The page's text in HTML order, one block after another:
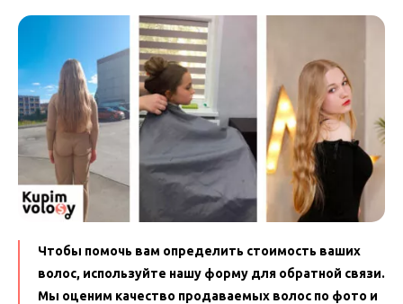
Чтобы помочь вам определить стоимость ваших
волос, используйте нашу форму для обратной связи.
Мы оценим качество продаваемых волос по фото и